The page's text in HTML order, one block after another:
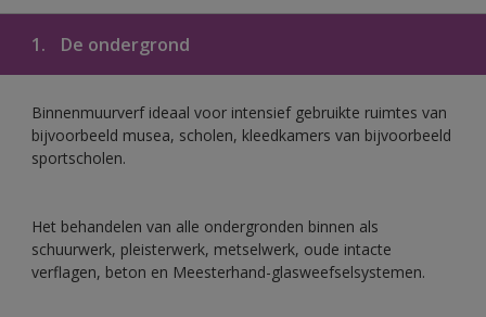
1. De ondergrond
Binnenmuurverf ideaal voor intensief gebruikte ruimtes van
bijvoorbeeld musea, scholen, kleedkamers van bijvoorbeeld
sportscholen.
Het behandelen van alle ondergronden binnen als
schuurwerk, pleisterwerk, metselwerk, oude intacte
verflagen, beton en Meesterhand-glasweefselsystemen.